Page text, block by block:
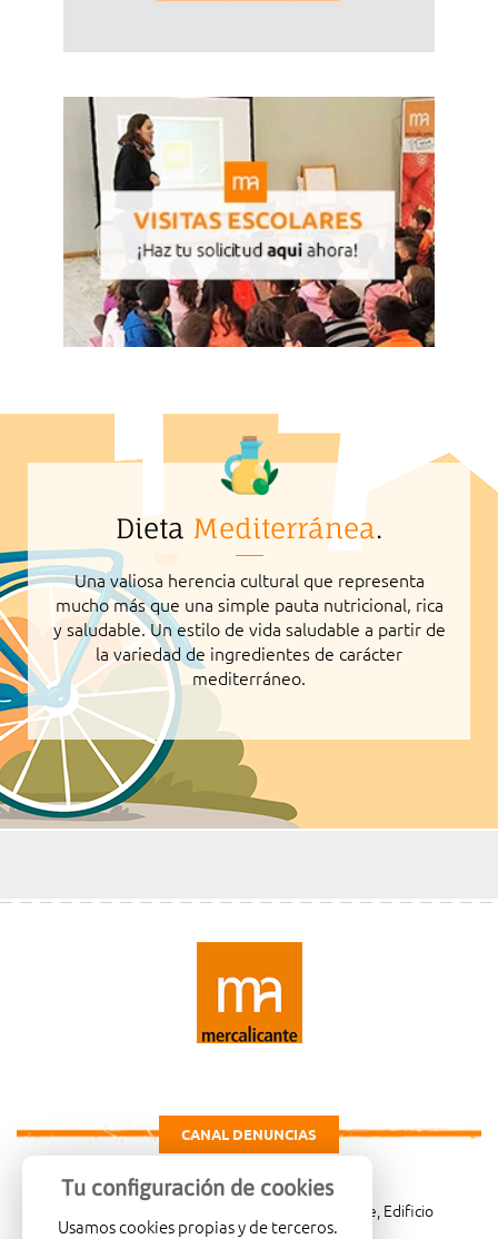
Dieta Mediterránea.
Una valiosa herencia cultural que representa
mucho más que una simple pauta nutricional, rica
y saludable. Un estilo de vida saludable a partir de
la variedad de ingredientes de carácter
mediterráneo.
CANAL DENUNCIAS
Carretera de Madrid Km. 4, 03114 Alicante, Edificio
Tu configuración de cookies
Usamos cookies propias y de terceros.